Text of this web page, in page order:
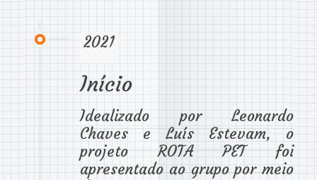
2021
Início
Idealizado por Leonardo
Chaves e Luís Estevam, o
projeto ROTA PET foi
apresentado ao grupo por meio